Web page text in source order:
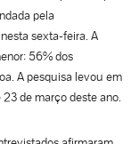
pela
sexta-feira. A
56% dos
A pesquisa levou em
de março deste ano.